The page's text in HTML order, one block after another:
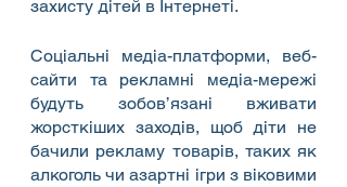
захисту дітей в Інтернеті.
Соціальні медіа-платформи, веб-
сайти та рекламні медіа-мережі
будуть зобов’язані вживати
жорсткіших заходів, щоб діти не
бачили рекламу товарів, таких як
алкоголь чи азартні ігри з віковими